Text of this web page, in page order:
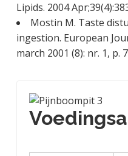
Lipids. 2004
Mostin M. Taste
ingestion. European
march 2001 (8): nr. 1, p.